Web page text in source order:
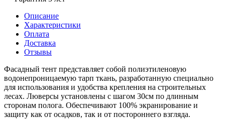
Описание
Характеристики
Оплата
Доставка
Отзывы
Фасадный тент представляет собой полиэтиленовую
водонепроницаемую тарп ткань, разработанную специально
для использования и удобства крепления на строительных
лесах. Люверсы установлены с шагом 30см по длинным
сторонам полога. Обеспечивают 100% экранирование и
защиту как от осадков, так и от постороннего взгляда.